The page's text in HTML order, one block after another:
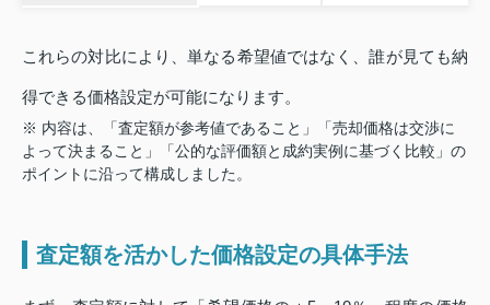
これらの対比により、単なる希望値ではなく、誰が見ても納
得できる価格設定が可能になります。
※ 内容は、「査定額が参考値であること」「売却価格は交渉に
よって決まること」「公的な評価額と成約実例に基づく比較」の
ポイントに沿って構成しました。
査定額を活かした価格設定の具体手法